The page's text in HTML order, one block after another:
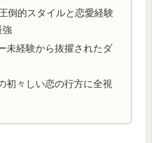
倒的スタイルと恋愛経験
強
未経験から抜擢されたダ
初々しい恋の行方に全視